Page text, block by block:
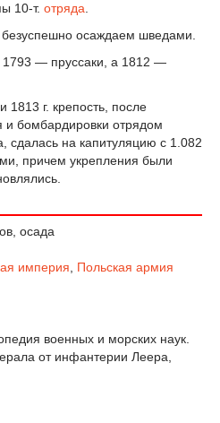
10-т. отряда.
осаждаем шведами.
1793 — пруссаки, a 1812 —
1813 г. крепость, после
и бомбардировки отрядом
сдалась на капитуляцию с 1.082
причем укрепления были
осада
империя Польская армия
военных и морских наук.
от инфантерии Леера,